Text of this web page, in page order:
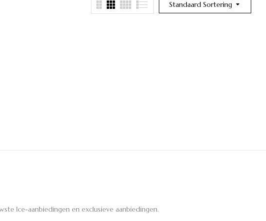
Standaard Sortering
Ice-aanbiedingen en exclusieve aanbiedingen.